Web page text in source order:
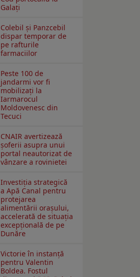
Galaţi
Colebil și Panzcebil
dispar temporar de
pe rafturile
farmaciilor
Peste 100 de
jandarmi vor fi
mobilizați la
Iarmarocul
Moldovenesc din
Tecuci
CNAIR avertizează
șoferii asupra unui
portal neautorizat de
vânzare a rovinietei
Investiția strategică
a Apă Canal pentru
protejarea
alimentării orașului,
accelerată de situația
excepțională de pe
Dunăre
Victorie în instanță
pentru Valentin
Boldea. Fostul